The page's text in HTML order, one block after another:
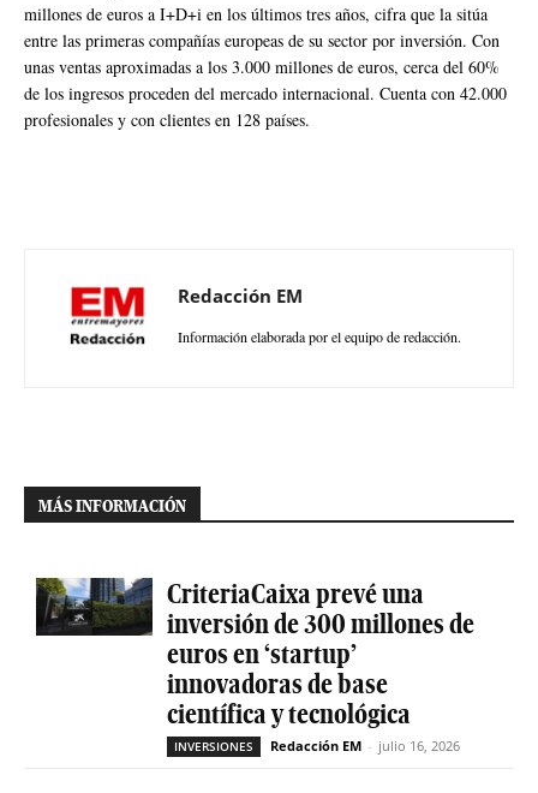
millones de euros a I+D+i en los últimos tres años, cifra que la sitúa
entre las primeras compañías europeas de su sector por inversión. Con
unas ventas aproximadas a los 3.000 millones de euros, cerca del 60%
de los ingresos proceden del mercado internacional. Cuenta con 42.000
profesionales y con clientes en 128 países.
Redacción EM
Información elaborada por el equipo de redacción.
MÁS INFORMACIÓN
CriteriaCaixa prevé una
inversión de 300 millones de
euros en ‘startup’
innovadoras de base
científica y tecnológica
INVERSIONES Redacción EM - julio 16, 2026